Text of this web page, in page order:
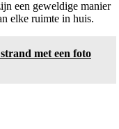
een geweldige manier
elke ruimte in huis.
met een foto